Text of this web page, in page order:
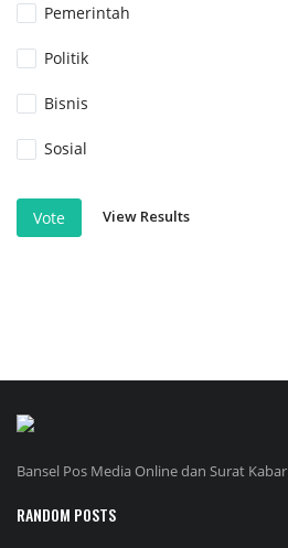
Pemerintah
Politik
Bisnis
Sosial
Vote View Results
Bansel Pos Media Online dan Surat Kabar
RANDOM POSTS